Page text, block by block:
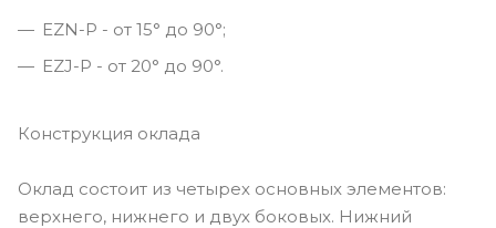
EZN-P - от 15° до 90°;
EZJ-P - от 20° до 90°.
Конструкция оклада
Оклад состоит из четырех основных элементов:
верхнего, нижнего и двух боковых. Нижний